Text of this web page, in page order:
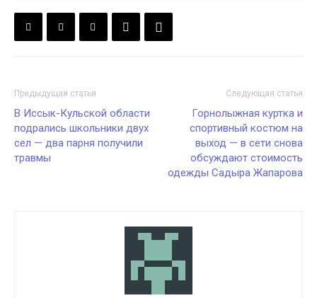
Предыдущая статья
В Иссык-Кульской области
подрались школьники двух
сел — два парня получили
травмы
Следующая статья
Горнолыжная куртка и
спортивный костюм на
выход — в сети снова
обсуждают стоимость
одежды Садыра Жапарова